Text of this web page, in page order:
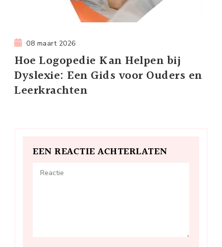
08 maart 2026
Hoe Logopedie Kan Helpen bij
Dyslexie: Een Gids voor Ouders en
Leerkrachten
EEN REACTIE ACHTERLATEN